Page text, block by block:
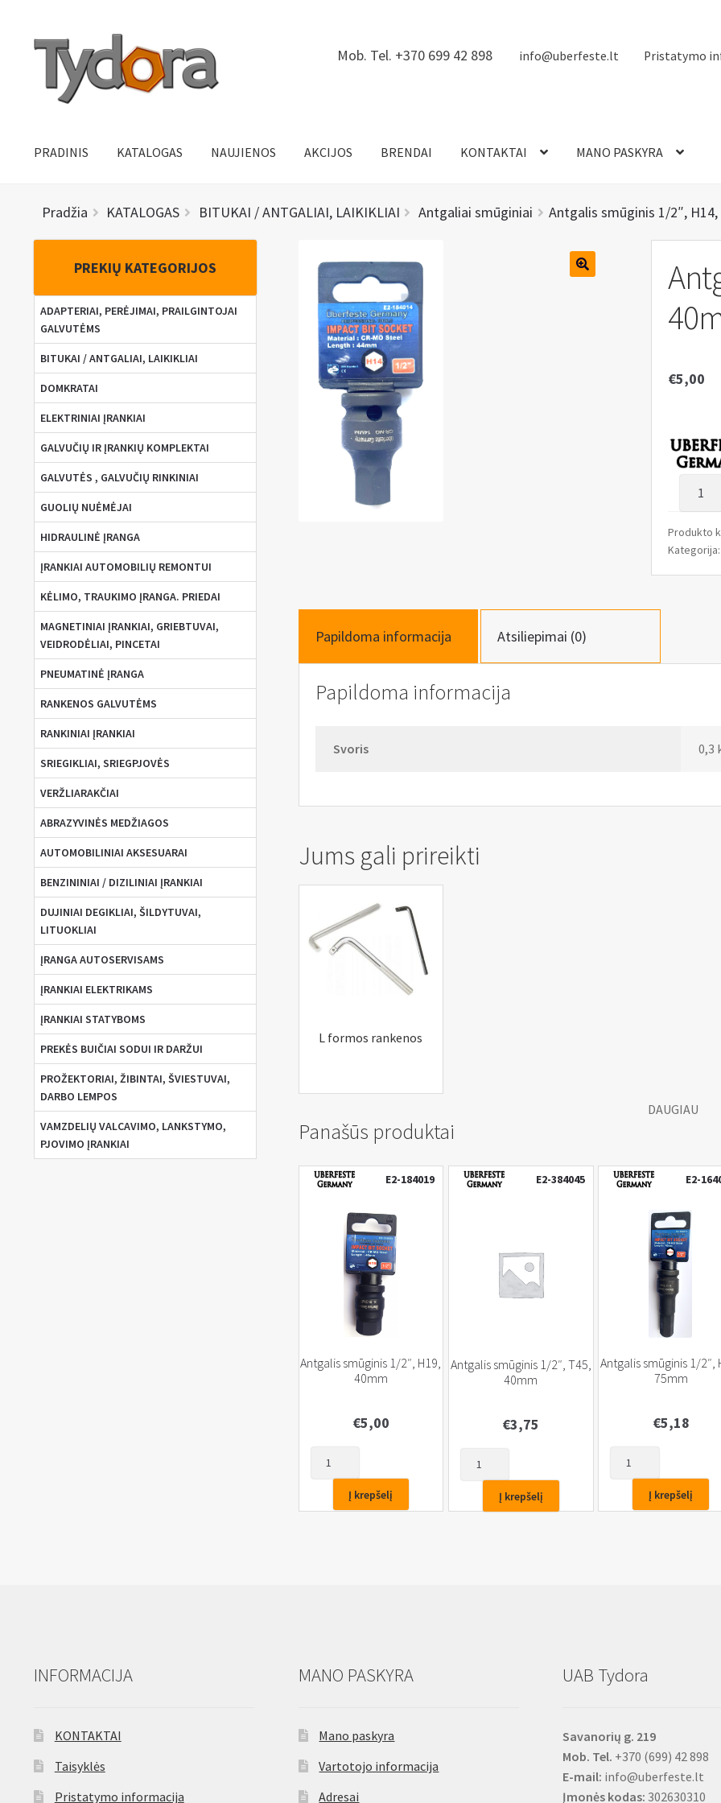
Pereiti
meniu
Pereiti
turinio
Mob. Tel. +370 699 42 898 info@uberfeste.lt Pristatymo
PRADINIS KATALOGAS NAUJIENOS AKCIJOS BRENDAI KONTAKTAI MANO PASKYRA
Pradžia KATALOGAS BITUKAI / ANTGALIAI, LAIKIKLIAI Antgaliai smūginiai Antgalis smūginis 1/2″,
€5,00
Produkto
Papildoma informacija Atsiliepimai (0)
Papildoma informacija
Svoris 0,3
Jums gali prireikti
L formos rankenos
DAUGIAU
Panašūs produktai
E2-184019
Antgalis smūginis 1/2″, H19,
40mm
€5,00
smūginis
Į krepšelį
E2-384045
Antgalis smūginis 1/2″, T45,
40mm
€3,75
smūginis
Į krepšelį
E2-
Antgalis smūginis 1/2″,
75mm
€5,18
smūginis
Į krepšelį
PREKIŲ KATEGORIJOS
ADAPTERIAI, PERĖJIMAI, PRAILGINTOJAI
GALVUTĖMS
BITUKAI / ANTGALIAI, LAIKIKLIAI
DOMKRATAI
ELEKTRINIAI ĮRANKIAI
GALVUČIŲ IR ĮRANKIŲ KOMPLEKTAI
GALVUTĖS , GALVUČIŲ RINKINIAI
GUOLIŲ NUĖMĖJAI
HIDRAULINĖ ĮRANGA
ĮRANKIAI AUTOMOBILIŲ REMONTUI
KĖLIMO, TRAUKIMO ĮRANGA. PRIEDAI
MAGNETINIAI ĮRANKIAI, GRIEBTUVAI,
VEIDRODĖLIAI, PINCETAI
PNEUMATINĖ ĮRANGA
RANKENOS GALVUTĖMS
RANKINIAI ĮRANKIAI
SRIEGIKLIAI, SRIEGPJOVĖS
VERŽLIARAKČIAI
ABRAZYVINĖS MEDŽIAGOS
AUTOMOBILINIAI AKSESUARAI
BENZININIAI / DIZILINIAI ĮRANKIAI
DUJINIAI DEGIKLIAI, ŠILDYTUVAI,
LITUOKLIAI
ĮRANGA AUTOSERVISAMS
ĮRANKIAI ELEKTRIKAMS
ĮRANKIAI STATYBOMS
PREKĖS BUIČIAI SODUI IR DARŽUI
PROŽEKTORIAI, ŽIBINTAI, ŠVIESTUVAI,
DARBO LEMPOS
VAMZDELIŲ VALCAVIMO, LANKSTYMO,
PJOVIMO ĮRANKIAI
INFORMACIJA
KONTAKTAI
Taisyklės
Pristatymo informacija
MANO PASKYRA
Mano paskyra
Vartotojo informacija
Adresai
UAB Tydora
Savanorių g. 219
Mob. Tel. +370 (699) 42 898
E-mail: info@uberfeste.lt
Įmonės kodas: 302630310